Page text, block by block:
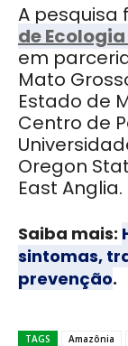
A pesquisa
de
em
Mato
Estado de
Centro de
Oregon
East Anglia.
Saiba mais:
sintomas,
prevenção.
TAGS Amazônia